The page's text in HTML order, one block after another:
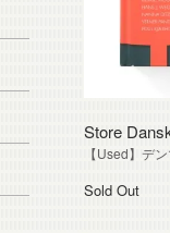
Store
【Used】デ
Sold Out